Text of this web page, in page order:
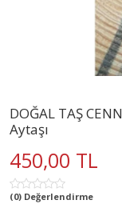
DOĞAL TAŞ
Aytaşı
450,00 TL
(0) Değerlendirme